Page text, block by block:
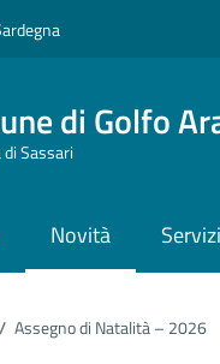
di Golfo
Sassari
Novità
/ Assegno di Natalità – 2026